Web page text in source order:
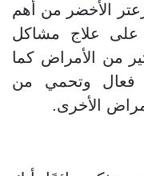
الأخضر من أهم
على علاج مشاكل
من الأمراض كما
فعال وتحمي من
الأخرى.